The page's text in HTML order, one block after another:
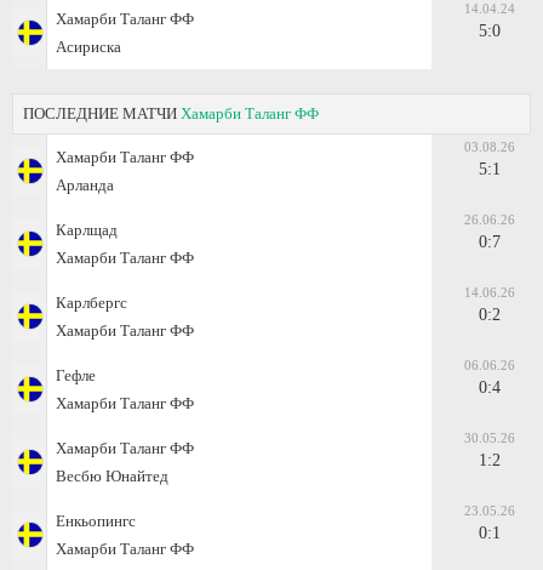
Хамарби Таланг ФФ
Асириска
14.04.24
5:0
ПОСЛЕДНИЕ МАТЧИ Хамарби Таланг ФФ
Хамарби Таланг ФФ
Арланда
03.08.26
5:1
Карлщад
Хамарби Таланг ФФ
26.06.26
0:7
Карлбергс
Хамарби Таланг ФФ
14.06.26
0:2
Гефле
Хамарби Таланг ФФ
06.06.26
0:4
Хамарби Таланг ФФ
Весбю Юнайтед
30.05.26
1:2
Енкьопингс
Хамарби Таланг ФФ
23.05.26
0:1